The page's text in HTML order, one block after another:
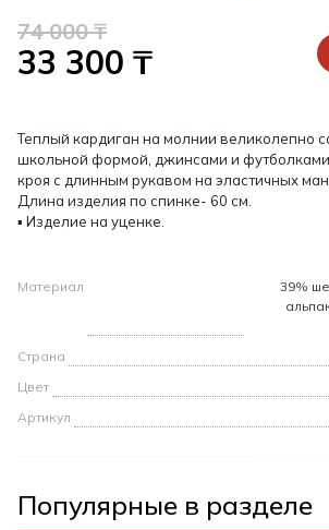
74 000 ₸
33 300 ₸
Теплый кардиган на молнии великолепно
школьной формой, джинсами и
кроя с длинным рукавом на эластичных
Длина изделия по спинке- 60 см.
▪ Изделие на уценке.
Материал
39%
Страна
Цвет
Артикул
Популярные в разделе